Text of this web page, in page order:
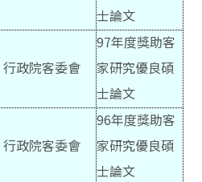
士論文
行政院客委會
97年度獎助客
家研究優良碩
士論文
行政院客委會
96年度獎助客
家研究優良碩
士論文